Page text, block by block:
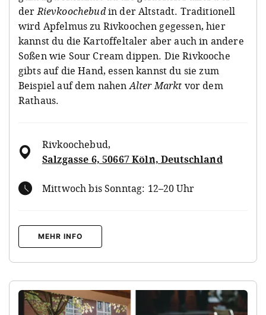
derRievkoochebudin der Altstadt. Traditionell
wird Apfelmus zu Rivkoochen gegessen, hier
kannst du die Kartoffeltaler aber auch in andere
Soßen wie Sour Cream dippen. Die Rivkooche
gibts auf die Hand, essen kannst du sie zum
Beispiel auf dem nahenAlter Markt vor dem
Rathaus.
Rivkoochebud,
Salzgasse 6, 50667 Köln, Deutschland
Mittwoch bis Sonntag: 12–20 Uhr
MEHR INFO